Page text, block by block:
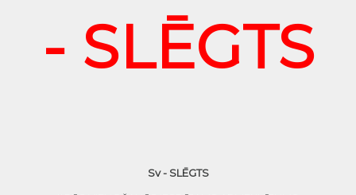
- SLĒGTS
Sv - SLĒGTS